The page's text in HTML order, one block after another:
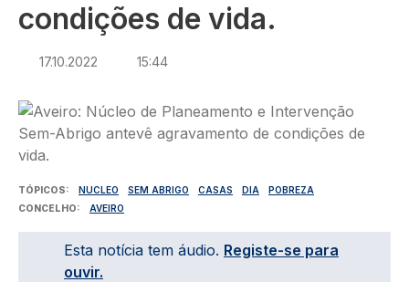
condições de vida.
17.10.2022 15:44
Imagem
TÓPICOS NUCLEO SEM ABRIGO CASAS DIA
POBREZA
CONCELHO
AVEIRO
Esta notícia tem áudio. Registe-se para
ouvir.